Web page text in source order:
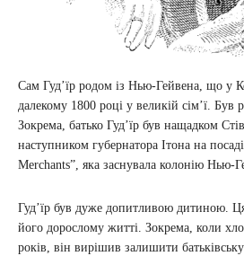
Сам Гудʼїр родом із Нью-Гейвена, що у
далекому 1800 році у великій сім’ї. Був
Зокрема, батько Гудʼїр був нащадком
наступником губернатора Ітона на
Merchants”, яка заснувала колонію Нью-
Гудʼїр був дуже допитливою дитиною.
його дорослому житті. Зокрема, коли
років, він вирішив залишити